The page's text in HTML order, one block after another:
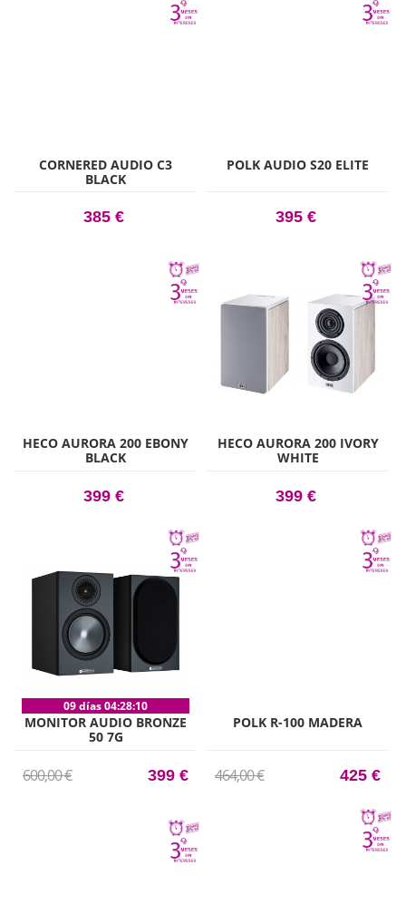
CORNERED AUDIO C3
BLACK
385 €
POLK AUDIO S20 ELITE
395 €
HECO AURORA 200 EBONY
BLACK
399 €
HECO AURORA 200 IVORY
WHITE
399 €
09 días 04:28:09
MONITOR AUDIO BRONZE
50 7G
600,00 € 399 €
POLK R-100 MADERA
464,00 € 425 €